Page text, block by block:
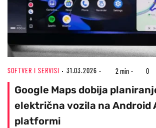
SOFTVER I SERVISI 31.03.2026 2 min 0
Google Maps dobija
električna vozila na Android
platformi